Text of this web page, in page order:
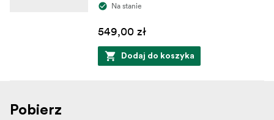
Na stanie
549,00 zł
Dodaj do koszyka
Pobierz